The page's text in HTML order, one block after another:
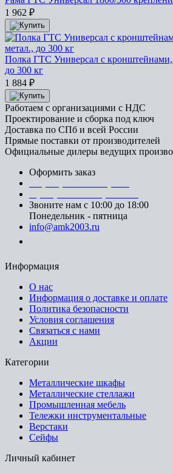
1 962 ₽
Полка ГТС Универсал с
до 300 кг
1 884 ₽
Работаем с организациями с НДС
Проектирование и сборка под ключ
Доставка по СПб и всей России
Прямые поставки от производителей
Официальные дилеры ведущих
Оформить заказ
Звоните нам с 10:00 до 18:00
Понедельник - пятница
info@amk2003.ru
Информация
О нас
Информация о доставке и оплате
Политика безопасности
Условия соглашения
Связаться с нами
Акции
Категории
Металлические шкафы
Металлические стеллажи
Промышленная мебель
Тележки инструментальные
Верстаки
Сейфы
Личный кабинет